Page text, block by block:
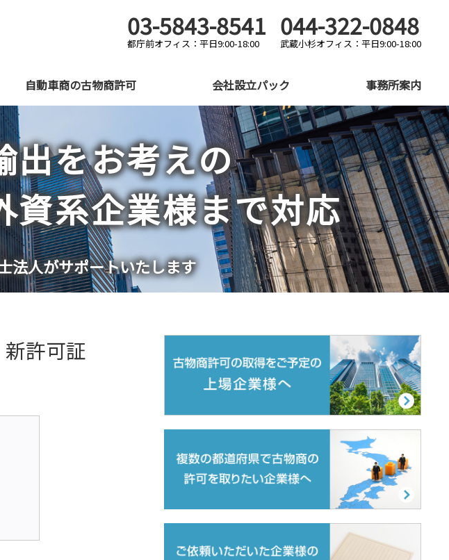
03-5843-8541
都庁前オフィス：平日9:00-18:00
044-322-0848
武蔵小杉オフィス：平日9:00-18:00
自動車商の古物商許可 会社設立パック 事務所案内
出をお考えの
資系企業様まで対応
法人がサポートいたします
許可証